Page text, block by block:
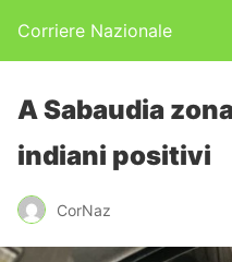
Corriere Nazionale
A Sabaudia
indiani positivi
CorNaz